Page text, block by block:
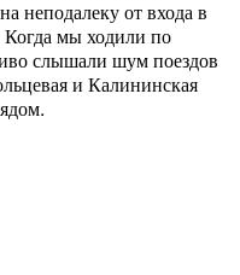
неподалеку от входа в
Когда мы ходили по
слышали шум поездов
и Калининская